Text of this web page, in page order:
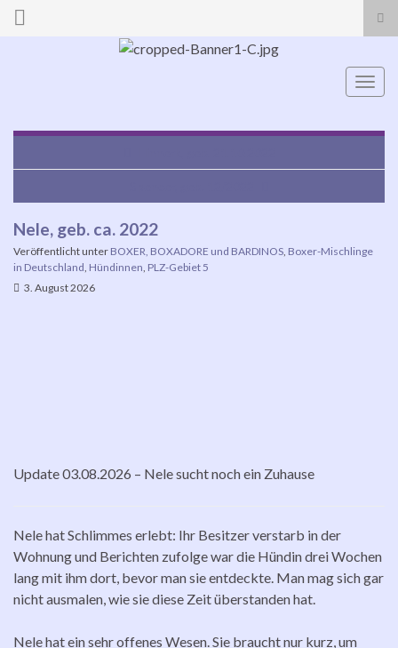
Search for:
Nele, geb. ca. 2022
Veröffentlicht unter BOXER, BOXADORE und BARDINOS Boxer-Mischlinge
in Deutschland Hündinnen PLZ-Gebiet 5
3. August 2026
Update 03.08.2026 – Nele sucht noch ein Zuhause
Nele hat Schlimmes erlebt: Ihr Besitzer verstarb in der
Wohnung und Berichten zufolge war die Hündin drei Wochen
lang mit ihm dort, bevor man sie entdeckte. Man mag sich gar
nicht ausmalen, wie sie diese Zeit überstanden hat.
Nele hat ein sehr offenes Wesen. Sie braucht nur kurz, um